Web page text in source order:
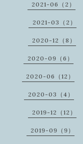
2021-06（2）
2021-03（2）
2020-12（8）
2020-09（6）
2020-06（12）
2020-03（4）
2019-12（12）
2019-09（9）